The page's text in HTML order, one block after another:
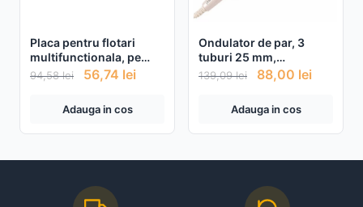
Placa pentru flotari
multifunctionala, pe
baza de culori, cu
manere, pentru piept,
94,58lei 56,74 lei
Adauga in cos
Ondulator de par, 3
tuburi 25 mm,
temperatura 170-220
grade Celsius
139,09lei 88,00 lei
Adauga in cos